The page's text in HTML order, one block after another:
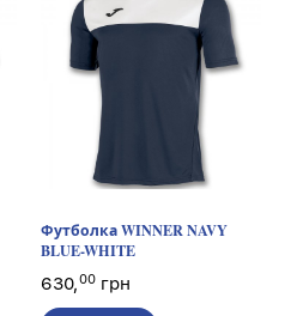
Футболка WINNER NAVY
BLUE-WHITE
630,00 грн